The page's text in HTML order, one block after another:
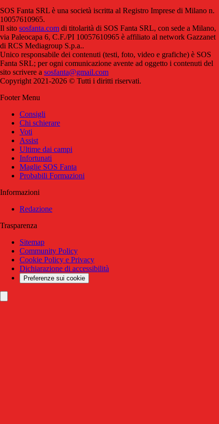
SOS Fanta SRL è una società iscritta al Registro Imprese di Milano n.
10057610965.
Il sito sosfanta.com di titolarità di SOS Fanta SRL, con sede a Milano,
via Paleocapa 6, C.F./PI 10057610965 è affiliato al network Gazzanet
di RCS Mediagroup S.p.a..
Unico responsabile dei contenuti (testi, foto, video e grafiche) è SOS
Fanta SRL; per ogni comunicazione avente ad oggetto i contenuti del
sito scrivere a sosfanta@gmail.com
Copyright 2021-2026 © Tutti i diritti riservati.
Footer Menu
Consigli
Chi schierare
Voti
Assist
Ultime dai campi
Infortunati
Maglie SOS Fanta
Probabili Formazioni
Informazioni
Redazione
Trasparenza
Sitemap
Community Policy
Cookie Policy e Privacy
Dichiarazione di accessibilità
Preferenze sui cookie